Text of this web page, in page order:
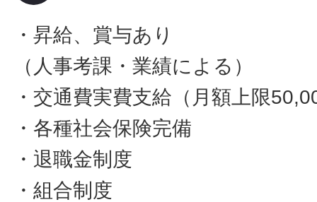
・昇給、賞与あり
（人事考課・業績による）
・交通費実費支給（月額上限
・各種社会保険完備
・退職金制度
・組合制度